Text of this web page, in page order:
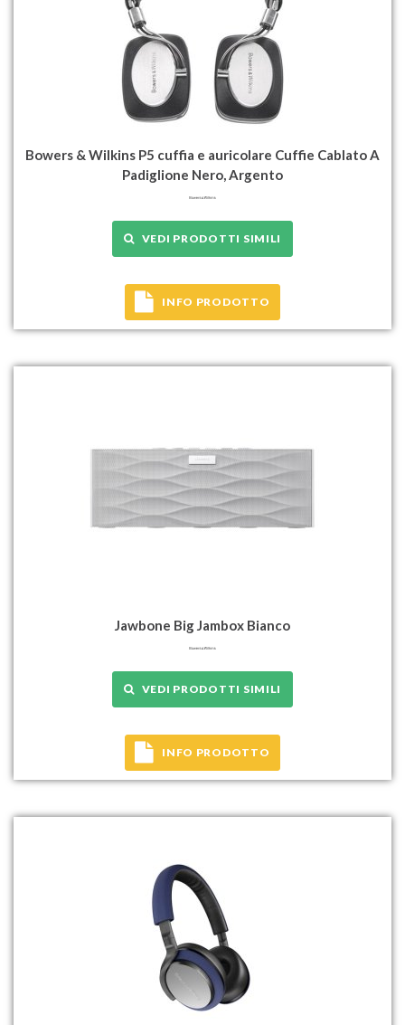
Bowers & Wilkins P5 cuffia e auricolare Cuffie Cablato A
Padiglione Nero, Argento
VEDI PRODOTTI SIMILI
INFO PRODOTTO
Jawbone Big Jambox Bianco
VEDI PRODOTTI SIMILI
INFO PRODOTTO